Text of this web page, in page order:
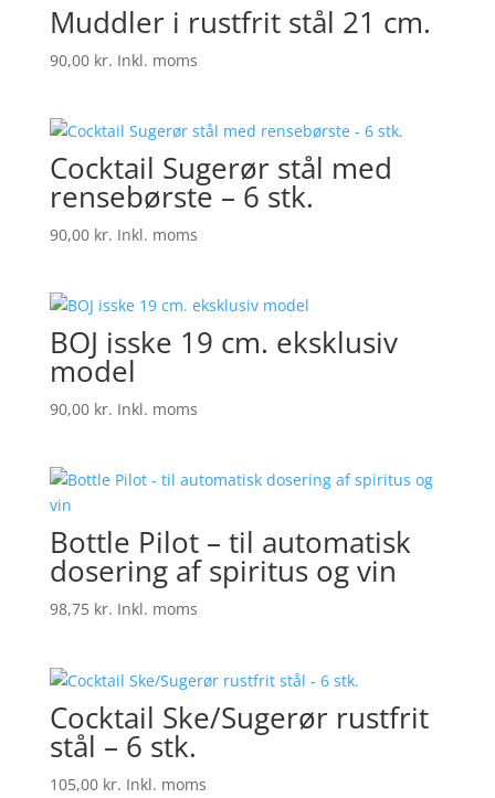
Muddler i rustfrit stål 21 cm.
90,00 kr. Inkl. moms
Cocktail Sugerør stål med
rensebørste – 6 stk.
90,00 kr. Inkl. moms
BOJ isske 19 cm. eksklusiv
model
90,00 kr. Inkl. moms
Bottle Pilot – til automatisk
dosering af spiritus og vin
98,75 kr. Inkl. moms
Cocktail Ske/Sugerør rustfrit
stål – 6 stk.
105,00 kr. Inkl. moms